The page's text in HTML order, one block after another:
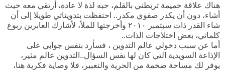
هناك علاقة حميمة تربطني بالقلم، حبه لذة لا عادة، أرتقي معه حيث
أشاء، دون أن يكدر صفوي مكدر.. احتفظت بتدويناتي طويلا إلى أن
شاء القدر ذات سبتمبر ٢٠١٠ وأخرجتها للملأ، لأشارك العابرين ربوع
كلماتي، بعض اختلاجات الذات..
أما عن سبب دخولي عالم التدوين ، فسأرد بنفس جوابي على
الإذاعة السويدية التي كان لها نفس السؤال..التدوين عالم مثير،
يوفر لك مساحة ضخمة من الحرية والتعبير، فلا وصاية فكرية هنا،